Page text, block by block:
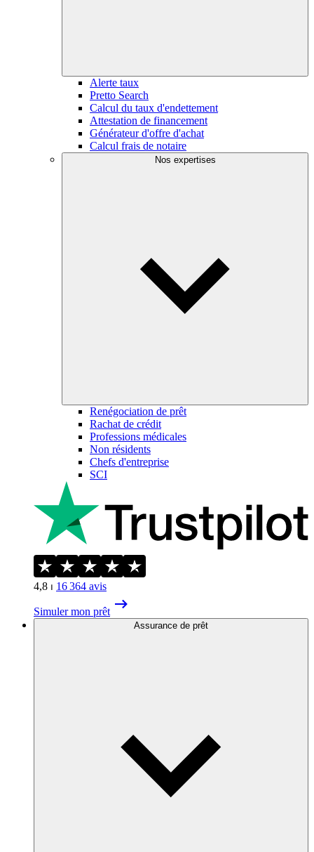
Alerte taux
Pretto Search
Calcul du taux d'endettement
Attestation de financement
Générateur d'offre d'achat
Calcul frais de notaire
Nos expertises
Renégociation de prêt
Rachat de crédit
Professions médicales
Non résidents
Chefs d'entreprise
SCI
4,8 ⏐ 16 364 avis
Simuler mon prêt
Assurance de prêt